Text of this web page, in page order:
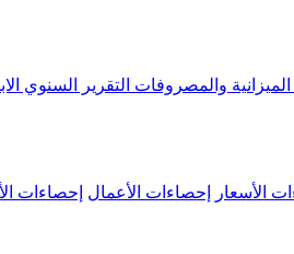
الميزانية والمصروفات التقرير السنوي
الأسعار إحصاءات الأعمال إحصاءات